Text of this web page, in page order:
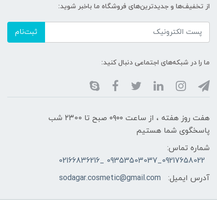
از تخفیف‌ها و جدیدترین‌های فروشگاه ما باخبر شوید:
ثبت‌نام
ما را در شبکه‌های اجتماعی دنبال کنید:
هفت روز هفته ، از ساعت ۰۹۰۰ صبح تا ۲۳00 شب
پاسخگوی شما هستیم
شماره تماس:
09217658022_09353503037 _02166836216
آدرس ایمیل:
sodagar.cosmetic@gmail.com